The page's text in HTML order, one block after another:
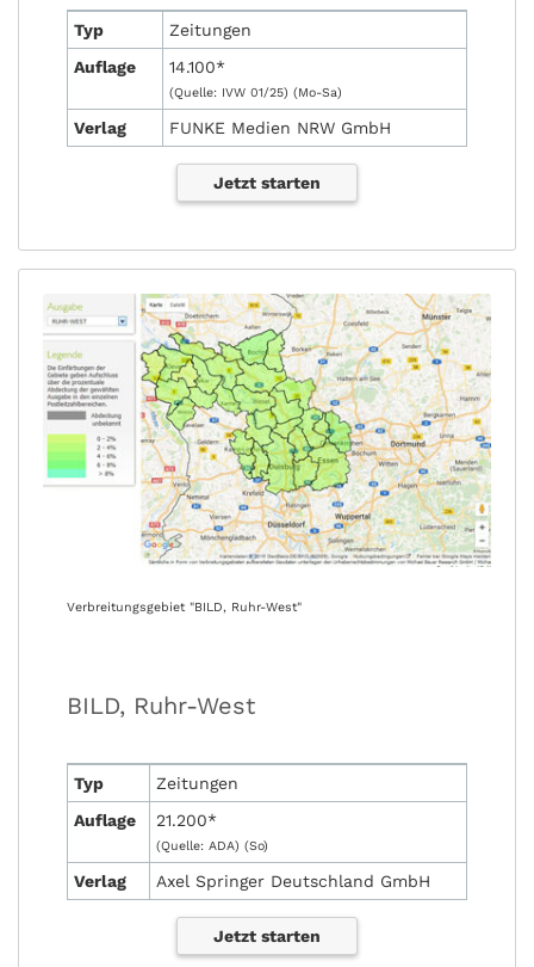
Typ
Zeitungen
Auflage
14.100*
(Quelle: IVW 01/25) (Mo-Sa)
Verlag FUNKE Medien NRW GmbH
Jetzt starten
Verbreitungsgebiet "BILD, Ruhr-West"
BILD, Ruhr-West
Typ
Zeitungen
Auflage
21.200*
(Quelle: ADA) (So)
Verlag Axel Springer Deutschland GmbH
Jetzt starten